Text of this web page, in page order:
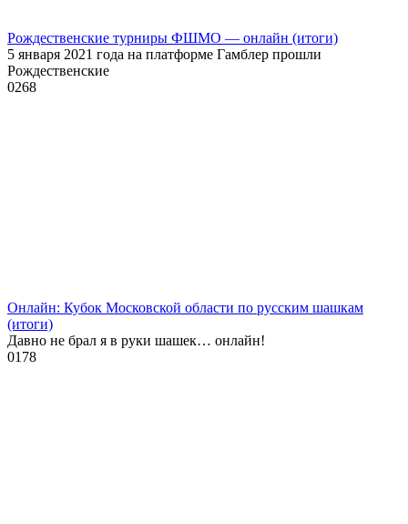
Рождественские турниры ФШМО — онлайн (итоги)
5 января 2021 года на платформе Гамблер прошли
Рождественские
0268
Онлайн: Кубок Московской области по русским шашкам
(итоги)
Давно не брал я в руки шашек… онлайн!
0178